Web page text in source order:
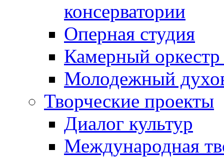
консерватории
Оперная студия
Камерный оркестр
Молодежный
Творческие проекты
Диалог культур
Международная